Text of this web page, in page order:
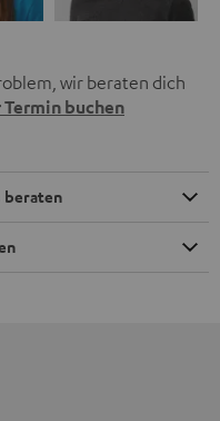
wir beraten dich
Termin buchen
beraten